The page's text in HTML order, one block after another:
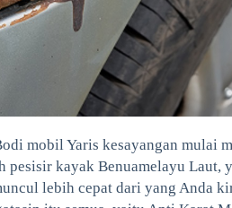
mobil Yaris kesayangan mulai
kayak Benuamelayu Laut,
lebih cepat dari yang Anda